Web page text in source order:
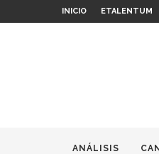
INICIO ETALENTUM
ANÁLISIS